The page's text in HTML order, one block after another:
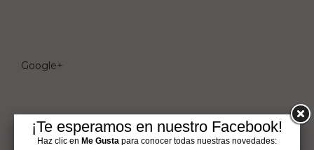
Google+
Pinterest
¡Te esperamos en nuestro Facebook!
Haz clic en Me Gusta para conocer todas nuestras novedades: